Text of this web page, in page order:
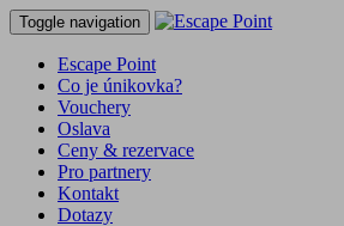
Toggle navigation
Escape Point
Co je únikovka?
Vouchery
Oslava
Ceny & rezervace
Pro partnery
Kontakt
Dotazy